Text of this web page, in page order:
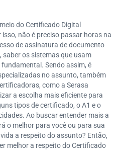
do Certificado Digital
não é preciso passar horas na
de assinatura de documento
os sistemas que usam
Sendo assim, é
no assunto, também
como a Serasa
a escolha mais eficiente para
tipos de certificado, o A1 e o
Ao buscar entender mais a
o melhor para você ou para sua
a respeito do assunto? Então,
melhor a respeito do Certificado